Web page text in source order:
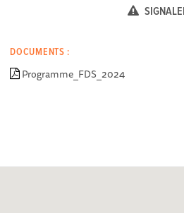
DOCUMENTS :
Programme_FDS_2024